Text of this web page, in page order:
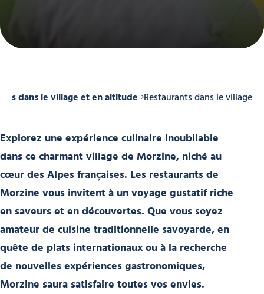
dans le village et en altitude Restaurants dans le village
Explorez une expérience culinaire inoubliable
dans ce charmant village de Morzine, niché au
cœur des Alpes françaises. Les restaurants de
Morzine vous invitent à un voyage gustatif riche
en saveurs et en découvertes. Que vous soyez
amateur de cuisine traditionnelle savoyarde, en
quête de plats internationaux ou à la recherche
de nouvelles expériences gastronomiques,
Morzine saura satisfaire toutes vos envies.